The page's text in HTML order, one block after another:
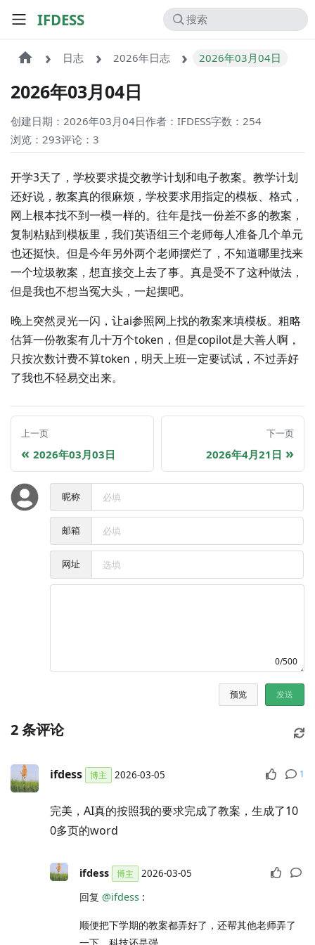
IFDESS
日志 2026年日志 2026年03月04日
2026年03月04日
创建日期：2026年03月04日作者：IFDESS字数：254
浏览：293评论：3
开学3天了，学校要求提交教学计划和电子教案。教学计划
还好说，教案真的很麻烦，学校要求用指定的模板、格式，
网上根本找不到一模一样的。往年是找一份差不多的教案，
复制粘贴到模板里，我们英语组三个老师每人准备几个单元
也还挺快。但是今年另外两个老师摆烂了，不知道哪里找来
一个垃圾教案，想直接交上去了事。真是受不了这种做法，
但是我也不想当冤大头，一起摆吧。
晚上突然灵光一闪，让ai参照网上找的教案来填模板。粗略
估算一份教案有几十万个token，但是copilot是大善人啊，
只按次数计费不算token，明天上班一定要试试，不过弄好
了我也不轻易交出来。
上一页
2026年03月03日
下一页
2026年4月21日
昵称
邮箱
网址
0/500
预览 发送
2条评论
ifdess 博主 2026-03-05 1
完美，AI真的按照我的要求完成了教案，生成了10
0多页的word
ifdess 博主 2026-03-05
回复 @ifdess:
顺便把下学期的教案都弄好了，还帮其他老师弄了